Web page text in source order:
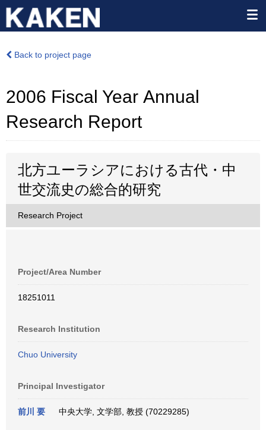
Back to project page
2006 Fiscal Year Annual
Research Report
北方ユーラシアにおける古代・中
世交流史の総合的研究
Research Project
Project/Area Number
18251011
Research Institution
Chuo University
Principal Investigator
前川 要 中央大学, 文学部, 教授 (70229285)